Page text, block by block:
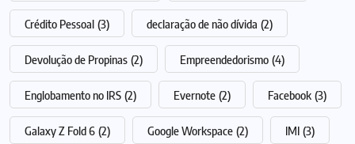
Crédito Pessoal (3) declaração de não dívida (2)
Devolução de Propinas (2) Empreendedorismo (4)
Englobamento no IRS (2) Evernote (2) Facebook (3)
Galaxy Z Fold 6 (2) Google Workspace (2) IMI (3)